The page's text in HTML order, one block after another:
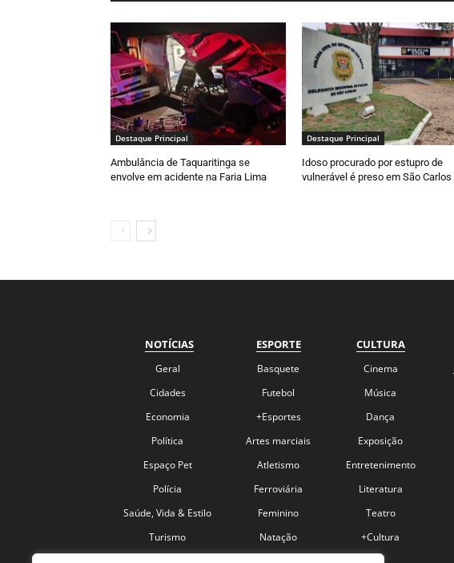
Destaque Principal
Ambulância de Taquaritinga se
envolve em acidente na Faria Lima
Destaque Principal
Idoso procurado por estupro de
vulnerável é preso em São Carlos
NOTÍCIAS
Geral
Cidades
Economia
Política
Espaço Pet
Polícia
Saúde, Vida & Estilo
Turismo
ESPORTE
Basquete
Futebol
+Esportes
Artes marciais
Atletismo
Ferroviária
Feminino
Natação
CULTURA
Cinema
Música
Dança
Exposição
Entretenimento
Literatura
Teatro
+Cultura